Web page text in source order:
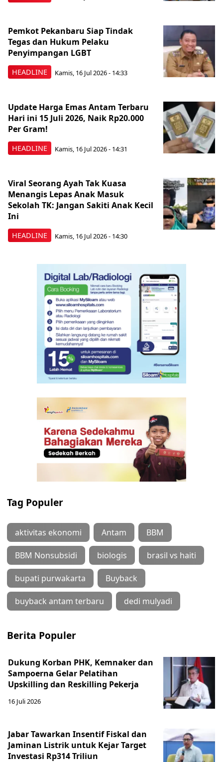
HEADLINE
Pemkot Pekanbaru Siap Tindak
Tegas dan Hukum Pelaku
Penyimpangan LGBT
Kamis, 16 Jul 2026 - 14:33
HEADLINE
Update Harga Emas Antam Terbaru
Hari ini 15 Juli 2026, Naik Rp20.000
Per Gram!
Kamis, 16 Jul 2026 - 14:31
HEADLINE
Viral Seorang Ayah Tak Kuasa
Menangis Lepas Anak Masuk
Sekolah TK: Jangan Sakiti Anak Kecil
Ini
Kamis, 16 Jul 2026 - 14:30
Tag Populer
aktivitas ekonomi Antam BBM
BBM Nonsubsidi biologis brasil vs haiti
bupati purwakarta Buyback
buyback antam terbaru dedi mulyadi
Berita Populer
Dukung Korban PHK, Kemnaker dan
Sampoerna Gelar Pelatihan
Upskilling dan Reskilling Pekerja
16 Juli 2026
Jabar Tawarkan Insentif Fiskal dan
Jaminan Listrik untuk Kejar Target
Investasi Rp314 Triliun